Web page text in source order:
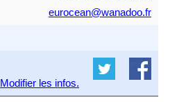
eurocean@wanadoo.fr
Modifier les infos.